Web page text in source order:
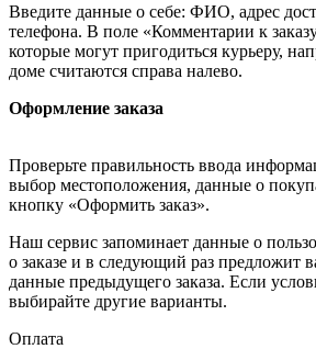
Введите данные о себе: ФИО, адрес
телефона. В поле «Комментарии к
которые могут пригодиться курьеру,
доме считаются справа налево.
Оформление заказа
Проверьте правильность ввода
выбор местоположения, данные о
кнопку «Оформить заказ».
Наш сервис запоминает данные о
о заказе и в следующий раз предложит
данные предыдущего заказа. Если
выбирайте другие варианты.
Оплата